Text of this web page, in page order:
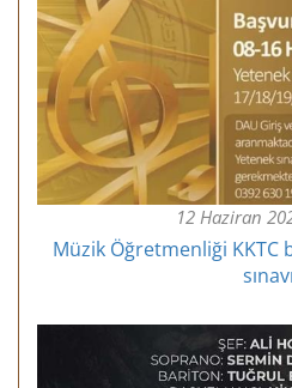
12 Haziran
Müzik Öğretmenliği KKTC
sınavı